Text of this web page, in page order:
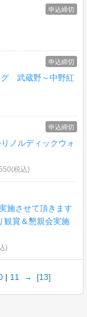
申込締切
グ 武蔵野～中野紅
申込締切
ノルディックウォ
申込締切
税込)
施させて頂きます
観賞＆懇親会実施
)
| 11 → [13]